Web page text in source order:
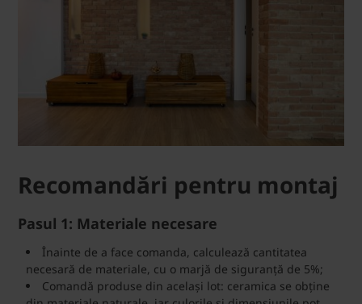
Recomandări pentru montaj
Pasul 1: Materiale necesare
Înainte de a face comanda, calculează cantitatea
necesară de materiale, cu o marjă de siguranță de 5%;
Comandă produse din același lot: ceramica se obține